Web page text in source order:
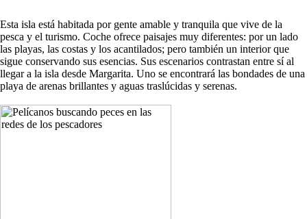
Esta isla está habitada por gente amable y tranquila que vive de la
pesca y el turismo. Coche ofrece paisajes muy diferentes: por un lado
las playas, las costas y los acantilados; pero también un interior que
sigue conservando sus esencias. Sus escenarios contrastan entre sí al
llegar a la isla desde Margarita. Uno se encontrará las bondades de una
playa de arenas brillantes y aguas traslúcidas y serenas.